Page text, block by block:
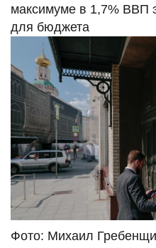
максимуме в 1,7% ВВП
для бюджета
Фото: Михаил